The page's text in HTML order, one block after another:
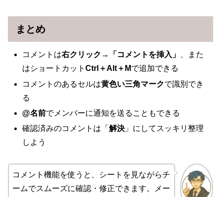
まとめ
コメントは右クリック→「コメントを挿入」 、また
はショートカットCtrl＋Alt＋Mで追加できる
コメントのあるセルは黄色い三角マークで識別でき
る
@名前でメンバーに通知を送ることもできる
確認済みのコメントは「解決 」にしてスッキリ整理
しよう
コメント機能を使うと、シートを見ながらチ
ームでスムーズに確認・修正できます。メー